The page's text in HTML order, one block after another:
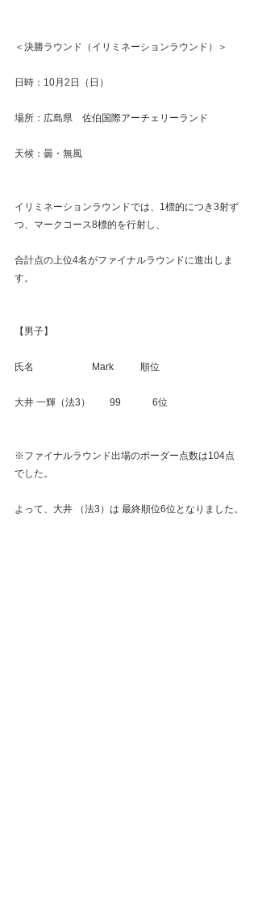
＜決勝ラウンド（イリミネーションラウンド）＞
日時：10月2日（日）
場所：広島県　佐伯国際アーチェリーランド
天候：曇・無風
イリミネーションラウンドでは、1標的につき3射ず
つ、マークコース8標的を行射し、
合計点の上位4名がファイナルラウンドに進出しま
す。
【男子】
氏名　　　　　　Mark　　   順位
大井 一輝（法3）　　99　　　 6位
※ファイナルラウンド出場のボーダー点数は104点
でした。
よって、大井 （法3）は 最終順位6位となりました。